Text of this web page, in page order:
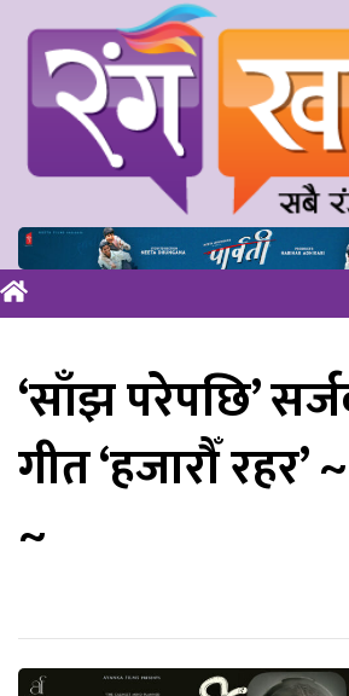
‘साँझ परेपछि’
गीत ‘हजारौँ रहर’
~